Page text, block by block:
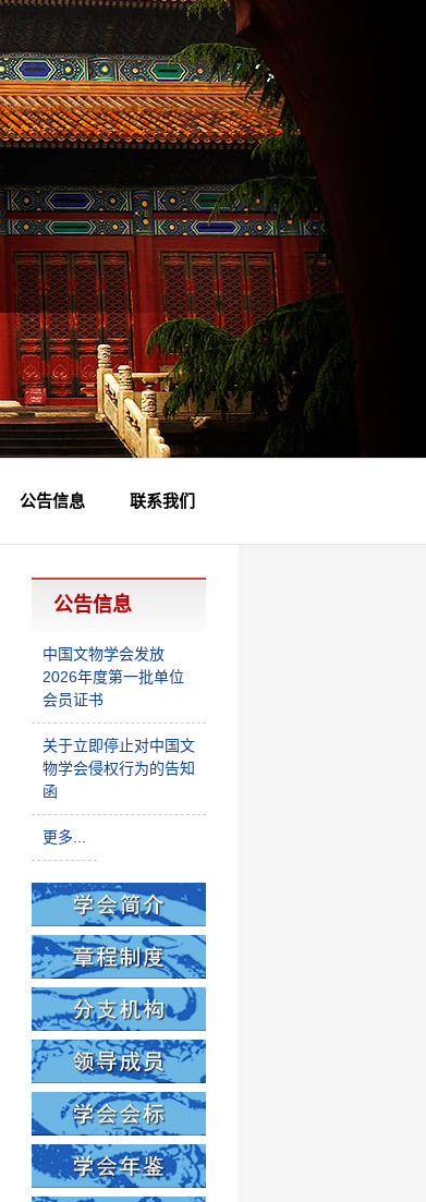
公告信息 联系我们
公告信息
中国文物学会发放
2026年度第一批单位
会员证书
关于立即停止对中国文
物学会侵权行为的告知
函
更多...